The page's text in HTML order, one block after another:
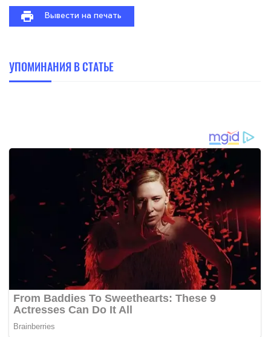
Вывести на печать
УПОМИНАНИЯ В СТАТЬЕ